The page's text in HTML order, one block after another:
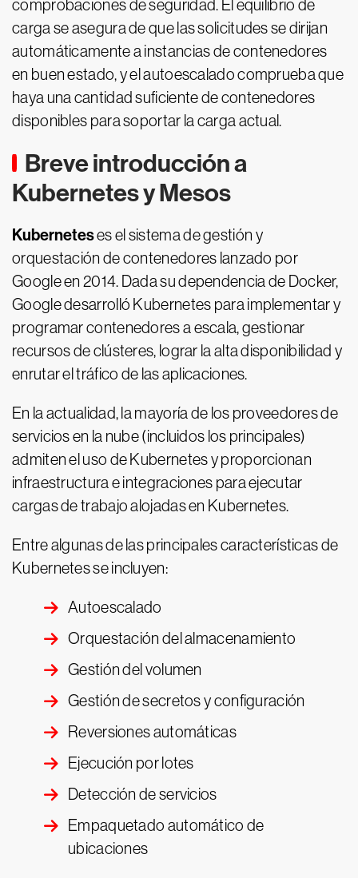
comprobaciones de seguridad. El equilibrio de
carga se asegura de que las solicitudes se dirijan
automáticamente a instancias de contenedores
en buen estado, y el autoescalado comprueba que
haya una cantidad suficiente de contenedores
disponibles para soportar la carga actual.
Breve introducción a
Kubernetes y Mesos
Kuberneteses el sistema de gestión y
orquestación de contenedores lanzado por
Google en 2014. Dada su dependencia de Docker,
Google desarrolló Kubernetes para implementar y
programar contenedores a escala, gestionar
recursos de clústeres, lograr la alta disponibilidad y
enrutar el tráfico de las aplicaciones.
En la actualidad, la mayoría de los proveedores de
servicios en la nube (incluidos los principales)
admiten el uso de Kubernetes y proporcionan
infraestructura e integraciones para ejecutar
cargas de trabajo alojadas en Kubernetes.
Entre algunas de las principales características de
Kubernetes se incluyen:
Autoescalado
Orquestación del almacenamiento
Gestión del volumen
Gestión de secretos y configuración
Reversiones automáticas
Ejecución por lotes
Detección de servicios
Empaquetado automático de
ubicaciones